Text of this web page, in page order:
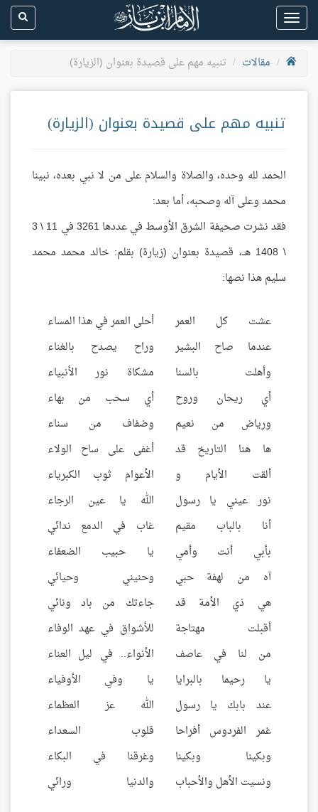
Toggle
navigation
مقالات
تنبيه مهم على قصيدة بعنوان (الزيارة)
تنبيه مهم على قصيدة بعنوان (الزيارة)
الحمد لله وحده، والصلاة والسلام على من لا نبي بعده، نبينا
محمد وعلى آله وصحبه، أما بعد:
فقد نشرت صحيفة الشرق الأوسط في عددها 3261 في 11 \ 3
\ 1408 هــ، قصيدة بعنوان (زيارة) بقلم: خالد محمد محمد
سليم هذا نصها:
عشت كل العمر
أحلى العمر في هذا المساء
عندما صاح البشير
وراح يصدح بالغناء
وأهلت بالسنا
مشكاة نور الأنبياء
أي ريحان وروح
أي سحب من بهاء
ورياض من نعيم
وضفاف من سناء
ها هنا التاريخ قد
أغفى على ساح الولاء
ألقت الأيام و
الأعوام ثوب الكبرياء
نور عيني يا رسول
الله يا عين الرجاء
أنا بالباب مقيم
غاب في الدمع ندائي
بأبي أنت وأمي
يا حبيب الضعفاء
آه من لهفة حبي
وحنيني وحيائي
هي ذي الأمة قد
جاءتك من باد ونائي
أقبلت مهتاجة
للأشواق في عهد الوفاء
من لنا في عاصف
الأنواء.. في ليل العناء
يا رحيما بالبرايا
يا وفي الأوفياء
عند بابك يا رسول
الله عز العظماء
غمر الفردوس أفراحا
قلوب السعداء
وبكينا وبكينا
وغرقنا في البكاء
ونسيت الأهل والأحباب
والدنيا ورائي